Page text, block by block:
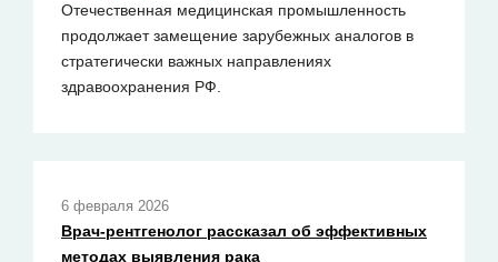
Отечественная медицинская промышленность
продолжает замещение зарубежных аналогов в
стратегически важных направлениях
здравоохранения РФ.
6 февраля 2026
Врач-рентгенолог рассказал об эффективных
методах выявления рака